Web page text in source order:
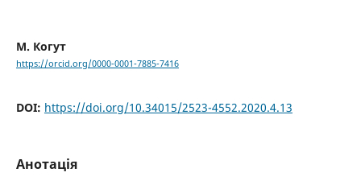
М. Когут
https://orcid.org/0000-0001-7885-7416
DOI: https://doi.org/10.34015/2523-4552.2020.4.13
Анотація